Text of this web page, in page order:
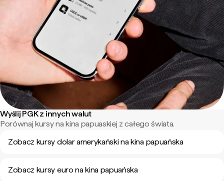
Wyślij PGK z innych walut
Porównaj kursy na kina papuaskiej z całego świata.
Zobacz kursy dolar amerykański na kina papuańska
Zobacz kursy euro na kina papuańska